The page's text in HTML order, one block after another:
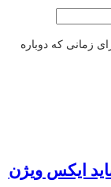
زمانی که دوباره
بای ساید ایکس ویژن